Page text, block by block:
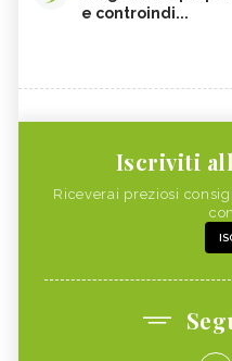
e controindi...
Iscriviti
Riceverai preziosi